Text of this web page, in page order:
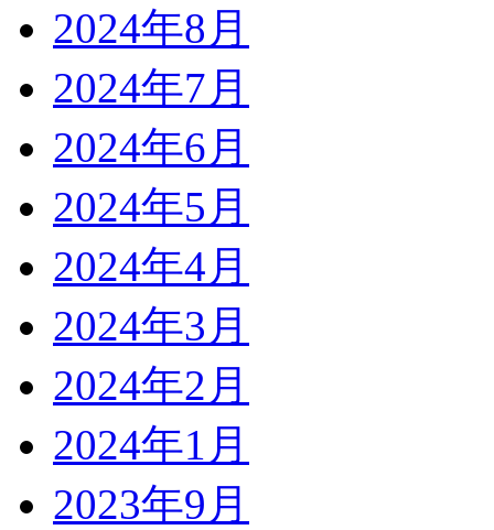
2024年8月
2024年7月
2024年6月
2024年5月
2024年4月
2024年3月
2024年2月
2024年1月
2023年9月